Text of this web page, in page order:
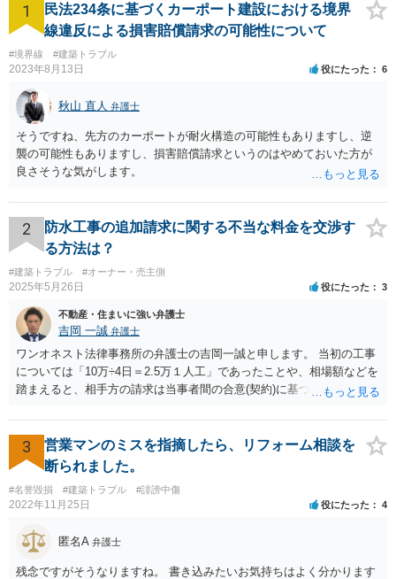
1
民法234条に基づくカーポート建設における境界
線違反による損害賠償請求の可能性について
#境界線 #建築トラブル
2023年8月13日 役にたった 6
秋山 直人 弁護士
そうですね、先方のカーポートが耐火構造の可能性もありますし、逆
襲の可能性もありますし、損害賠償請求というのはやめておいた方が
良さそうな気がします。
2
防水工事の追加請求に関する不当な料金を交渉す
る方法は？
#建築トラブル #オーナー・売主側
2025年5月26日 役にたった 3
不動産・住まいに強い弁護士
吉岡 一誠 弁護士
ワンオネスト法律事務所の弁護士の吉岡一誠と申します。 当初の工事
については「10万÷4日＝2.5万１人工」であったことや、相場額などを
踏まえると、相手方の請求は当事者間の合意(契約)に基づかない不当な
か支払う意向がない旨を伝えて、減額の交渉をすべきでしょう。 相手
方の立場としても、裁判を起こす時間や労力、経済的コストその他裁
判が終わるまでキャッシュが入ってこないことなどがネックになり得
るでしょうから、減額に応じてくる可能性は大いにあるかと思いま
す。
3
営業マンのミスを指摘したら、リフォーム相談を
断られました。
#名誉毀損 #建築トラブル #誹謗中傷
2022年11月25日 役にたった 4
匿名A 弁護士
残念ですがそうなりますね。 書き込みたいお気持ちはよく分かります